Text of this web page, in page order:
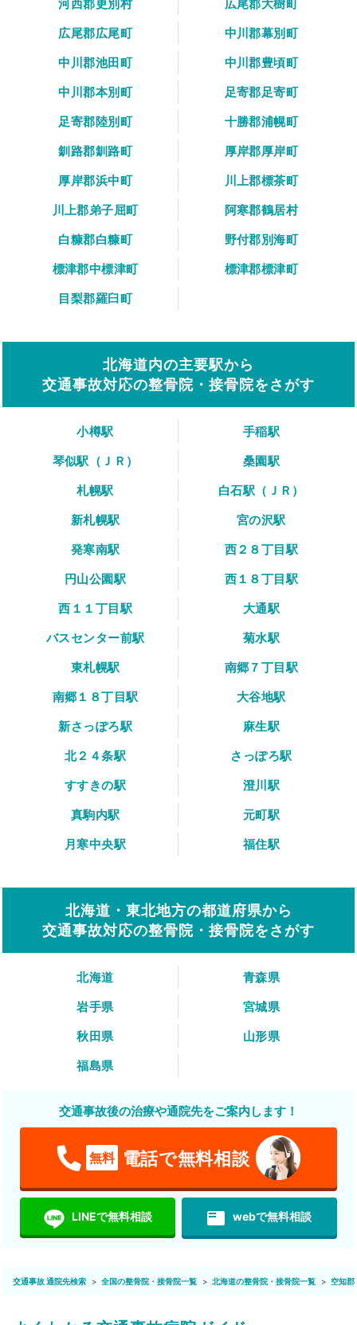
河西郡更別村
広尾郡大樹町
広尾郡広尾町
中川郡幕別町
中川郡池田町
中川郡豊頃町
中川郡本別町
足寄郡足寄町
足寄郡陸別町
十勝郡浦幌町
釧路郡釧路町
厚岸郡厚岸町
厚岸郡浜中町
川上郡標茶町
川上郡弟子屈町
阿寒郡鶴居村
白糠郡白糠町
野付郡別海町
標津郡中標津町
標津郡標津町
目梨郡羅臼町
北海道内の主要駅から
交通事故対応の整骨院・接骨院をさがす
小樽駅
手稲駅
琴似駅（ＪＲ）
桑園駅
札幌駅
白石駅（ＪＲ）
新札幌駅
宮の沢駅
発寒南駅
西２８丁目駅
円山公園駅
西１８丁目駅
西１１丁目駅
大通駅
バスセンター前駅
菊水駅
東札幌駅
南郷７丁目駅
南郷１８丁目駅
大谷地駅
新さっぽろ駅
麻生駅
北２４条駅
さっぽろ駅
すすきの駅
澄川駅
真駒内駅
元町駅
月寒中央駅
福住駅
北海道・東北地方の都道府県から
交通事故対応の整骨院・接骨院をさがす
北海道
青森県
岩手県
宮城県
秋田県
山形県
福島県
交通事故後の治療や通院先をご案内します！
無料 電話で無料相談
LINEで無料相談 featured_play_list webで無料相談
交通事故 通院先検索 全国の整骨院・接骨院一覧 北海道の整骨院・接骨院一覧 空知郡